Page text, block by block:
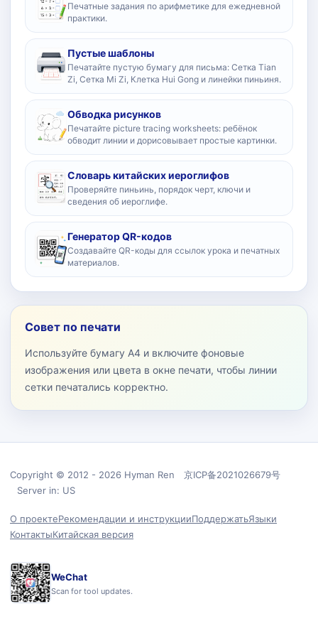
Печатные задания по арифметике для ежедневной
практики.
Пустые шаблоны
Печатайте пустую бумагу для письма: Сетка Tian
Zi, Сетка Mi Zi, Клетка Hui Gong и линейки пиньиня.
Обводка рисунков
Печатайте picture tracing worksheets: ребёнок
обводит линии и дорисовывает простые картинки.
Словарь китайских иероглифов
Проверяйте пиньинь, порядок черт, ключи и
сведения об иероглифе.
Генератор QR-кодов
Создавайте QR-коды для ссылок урока и печатных
материалов.
Совет по печати
Используйте бумагу A4 и включите фоновые
изображения или цвета в окне печати, чтобы линии
сетки печатались корректно.
Copyright © 2012 - 2026 Hyman Ren 京ICP备2021026679号
Server in: US
О проектеРекомендации и инструкцииПоддержатьЯзыки
КонтактыКитайская версия
WeChat
Scan for tool updates.